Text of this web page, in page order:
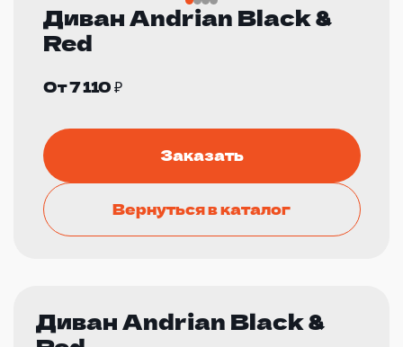
Диван Andrian Black &
Red
От 7 110 ₽
Заказать
Вернуться в каталог
Диван Andrian Black &